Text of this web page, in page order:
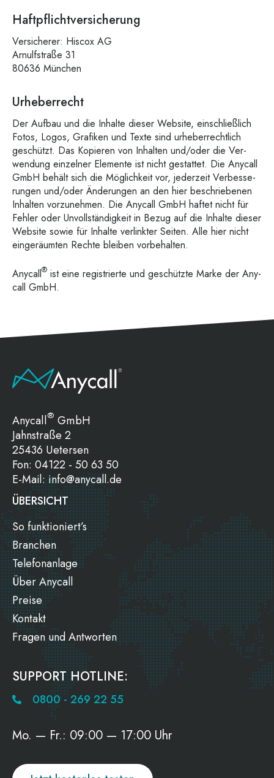
Haftpflichtversicherung
Ver­si­che­rer: His­cox AG
Arnulf­stra­ße 31
80636 München
Urheberrecht
Der Auf­bau und die Inhal­te die­ser Web­site, ein­schließ­lich
Fotos, Logos, Gra­fi­ken und Tex­te sind urhe­ber­recht­lich
geschützt. Das Kopie­ren von Inhal­ten und/oder die Ver­
wen­dung ein­zel­ner Ele­men­te ist nicht gestat­tet. Die Any­call
GmbH behält sich die Mög­lich­keit vor, jeder­zeit Ver­bes­se­
run­gen und/oder Ände­run­gen an den hier beschrie­be­nen
Inhal­ten vor­zu­neh­men. Die Any­call GmbH haf­tet nicht für
Feh­ler oder Unvoll­stän­dig­keit in Bezug auf die Inhal­te die­ser
Web­site sowie für Inhal­te ver­link­ter Sei­ten. Alle hier nicht
ein­ge­räum­ten Rech­te blei­ben vorbehalten.
Any­call® ist eine regis­trier­te und geschütz­te Mar­ke der Any­
call GmbH.
Anycall® GmbH
Jahnstraße 2
25436 Uetersen
Fon: 04122 - 50 63 50
E-Mail: info@anycall.de
ÜBERSICHT
So funktioniert’s
Branchen
Telefonanlage
Über Anycall
Preise
Kontakt
Fragen und Antworten
SUPPORT HOTLINE:
0800 - 269 22 55
Mo. — Fr.: 09:00 — 17:00 Uhr